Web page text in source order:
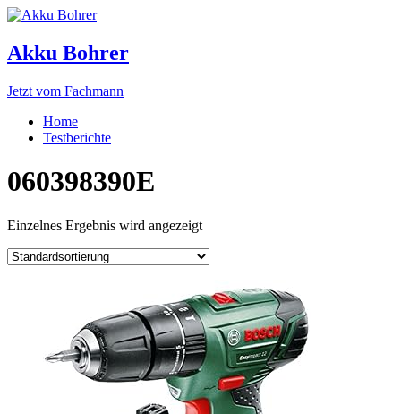
Akku Bohrer
Jetzt vom Fachmann
Home
Testberichte
060398390E
Einzelnes Ergebnis wird angezeigt